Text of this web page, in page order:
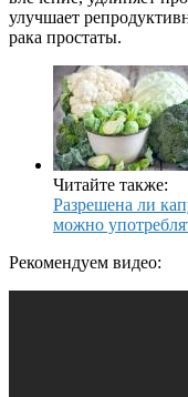
улучшает
рака простаты.
Читайте также:
Разрешена ли
можно
Рекомендуем видео: